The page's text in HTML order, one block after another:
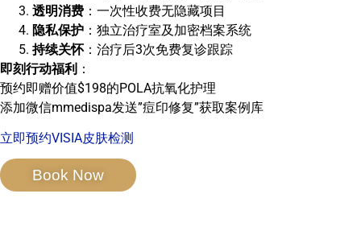
透明消费 ：一次性收费无隐藏项目
隐私保护 ：独立治疗室及加密档案系统
持续关怀：治疗后3次免费复诊跟踪
即刻行动福利 ：
预约即赠价值$198的POLA抗氧化护理
添加微信mmedispa发送”痘印修复”获取案例库
立即预约VISIA皮肤检测
Book Now